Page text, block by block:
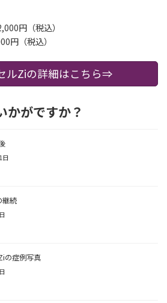
円（税込）
円（税込）
ルZiの詳細はこちら⇒
かがですか？
日
継続
の症例写真